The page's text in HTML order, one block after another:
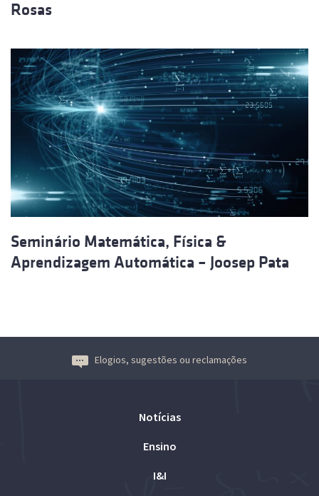
Rosas
Seminário Matemática, Física &
Aprendizagem Automática – Joosep Pata
Elogios, sugestões ou reclamações
Notícias
Ensino
I&I